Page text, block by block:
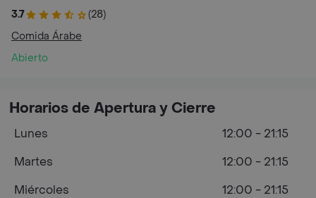
3.7
(28)
Comida Árabe
Abierto
Horarios de Apertura y Cierre
Lunes
12:00 - 21:15
Martes
12:00 - 21:15
Miércoles
12:00 - 21:15